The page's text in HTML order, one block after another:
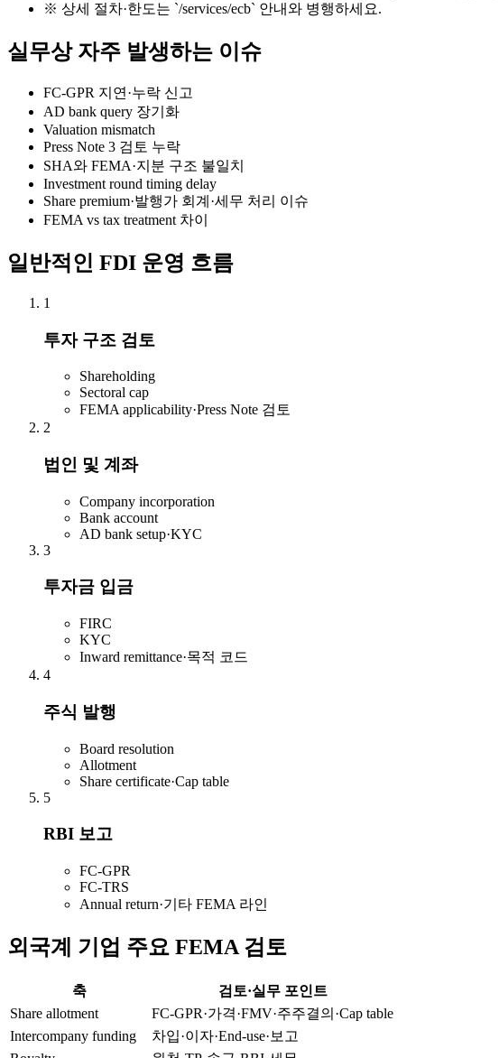
※ 상세 절차·한도는 `/services/ecb` 안내와 병행하세요.
실무상 자주 발생하는 이슈
FC-GPR 지연·누락 신고
AD bank query 장기화
Valuation mismatch
Press Note 3 검토 누락
SHA와 FEMA·지분 구조 불일치
Investment round timing delay
Share premium·발행가 회계·세무 처리 이슈
FEMA vs tax treatment 차이
일반적인 FDI 운영 흐름
1
투자 구조 검토
Shareholding
Sectoral cap
FEMA applicability·Press Note 검토
2
법인 및 계좌
Company incorporation
Bank account
AD bank setup·KYC
3
투자금 입금
FIRC
KYC
Inward remittance·목적 코드
4
주식 발행
Board resolution
Allotment
Share certificate·Cap table
5
RBI 보고
FC-GPR
FC-TRS
Annual return·기타 FEMA 라인
외국계 기업 주요 FEMA 검토
축
검토·실무 포인트
Share allotment
FC-GPR·가격·FMV·주주결의·Cap table
Intercompany funding
차입·이자·End-use·보고